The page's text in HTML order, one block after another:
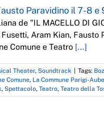
Paravidino il 7-8 e
de "IL MACELLO DI
Aram Kian,
Comune e Teatro [...]
Theater, Soundtrack Tags:
Comune, La Commune Parigi-
, Spettacolo, Teatro, Teatro della